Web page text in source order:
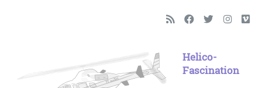
Helico-
Fascination